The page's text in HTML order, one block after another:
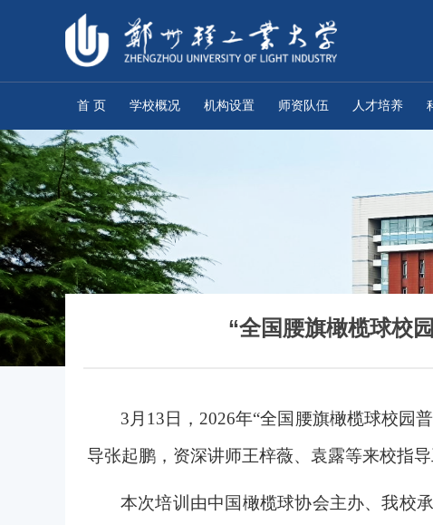
首 页 学校概况 机构设置 师资队伍 人才培养
“全国腰旗橄榄球校
3 月13日，2026年“全国腰旗橄榄球校园
导张起鹏，资深讲师王梓薇、袁露等来校指导
本次培训由中国橄榄球协会主办、我校